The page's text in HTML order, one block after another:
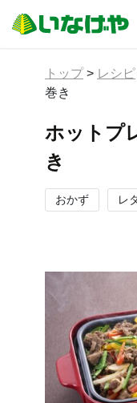
トップ > レシピ
巻き
ホットプ
き
おかず レ